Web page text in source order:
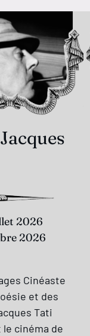
2026
2026
Cinéaste
et des
Tati
cinéma de